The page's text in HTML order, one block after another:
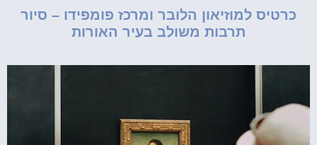
כרטיס למוזיאון הלובר ומרכז פומפידו – סיור
תרבות משולב בעיר האורות